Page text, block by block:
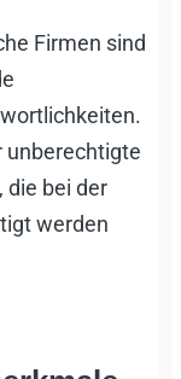
Firmen sind
unberechtigte
die bei der
werden